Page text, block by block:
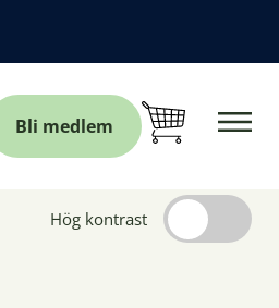
Bli medlem
Hög kontrast